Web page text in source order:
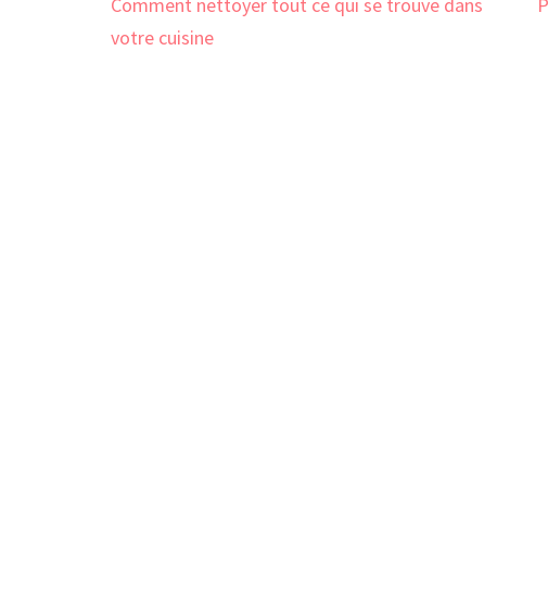
de
Comment nettoyer tout ce qui se trouve dans
votre cuisine